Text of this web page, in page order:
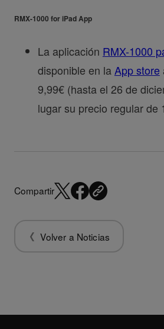
RMX-1000 for iPad App
La aplicación RMX-1000
disponible en la App store
9,99€ (hasta el 26 de
lugar su precio regular de
Compartir
Volver a Noticias